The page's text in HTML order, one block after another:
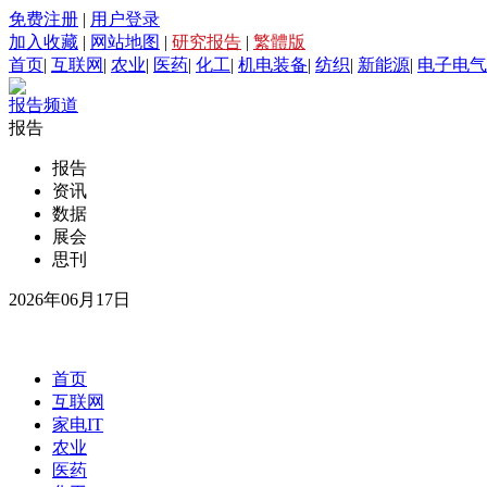
免费注册 | 用户登录
加入收藏 | 网站地图 | 研究报告 | 繁體版
首页| 互联网 | 农业| 医药| 化工| 机电装备| 纺织| 新能源| 电子电气
报告频道
报告
报告
资讯
数据
展会
思刊
2026年06月17日
首页
互联网
家电IT
农业
医药